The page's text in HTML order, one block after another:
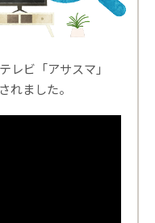
レビ「アサスマ」
れました。